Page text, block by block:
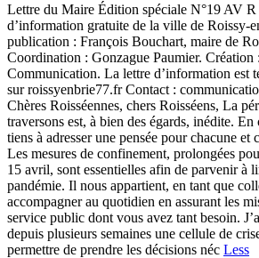
Lettre du Maire Édition spéciale N°19 AV
d’information gratuite de la ville de Roissy-
publication : François Bouchart, maire de
Coordination : Gonzague Paumier. Création
Communication. La lettre d’information est
sur roissyenbrie77.fr Contact :
Chères Roisséennes, chers Roisséens, La
traversons est, à bien des égards, inédite.
tiens à adresser une pensée pour chacune et
Les mesures de confinement, prolongées
15 avril, sont essentielles afin de parvenir à
pandémie. Il nous appartient, en tant que
accompagner au quotidien en assurant les
service public dont vous avez tant besoin.
depuis plusieurs semaines une cellule de
permettre de prendre les décisions néc Less